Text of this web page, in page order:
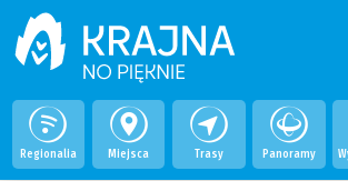
Regionalia Miejsca Trasy Panoramy